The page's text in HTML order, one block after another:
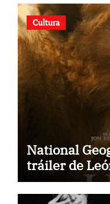
Cultura
National
tráiler de